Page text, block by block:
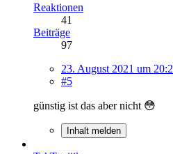
Reaktionen
41
Beiträge
97
23. August 2021 um
#5
günstig ist das aber nicht 😳
Inhalt melden